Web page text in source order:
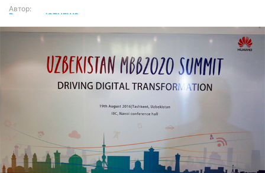
Автор:
Редакция ICTNEWS